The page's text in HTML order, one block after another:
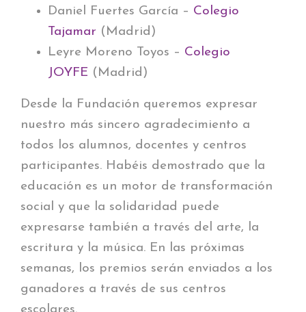
Daniel Fuertes García – Colegio
Tajamar (Madrid)
Leyre Moreno Toyos – Colegio
JOYFE (Madrid)
Desde la Fundación queremos expresar
nuestro más sincero agradecimiento a
todos los alumnos, docentes y centros
participantes. Habéis demostrado que la
educación es un motor de transformación
social y que la solidaridad puede
expresarse también a través del arte, la
escritura y la música. En las próximas
semanas, los premios serán enviados a los
ganadores a través de sus centros